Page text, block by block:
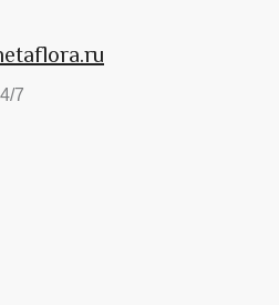
7